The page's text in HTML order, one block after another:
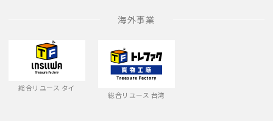
海外事業
総合リユース タイ
総合リユース 台湾